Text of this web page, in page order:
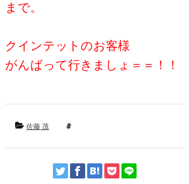
まで。
クインテットのお客様
がんばって行きましょ＝＝！！
佐藤 茂